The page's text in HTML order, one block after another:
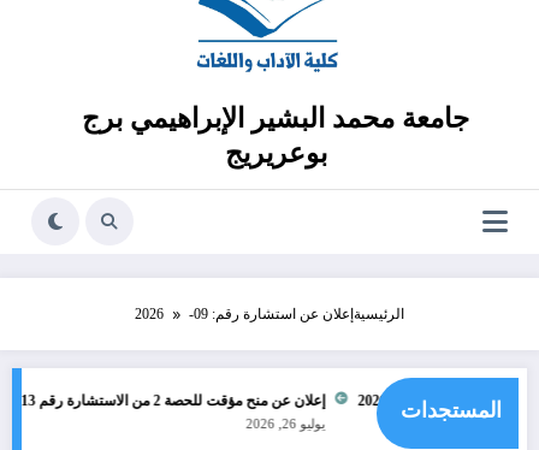
جامعة محمد البشير الإبراهيمي برج
بوعريريج
الرئيسية إعلان عن استشارة رقم: 09-2026
المستجدات
رقم 15-2026 إعلان عن منح مؤقت للحصة 2 من الاستشارة رقم 13-2026
يوليو 26, 2026